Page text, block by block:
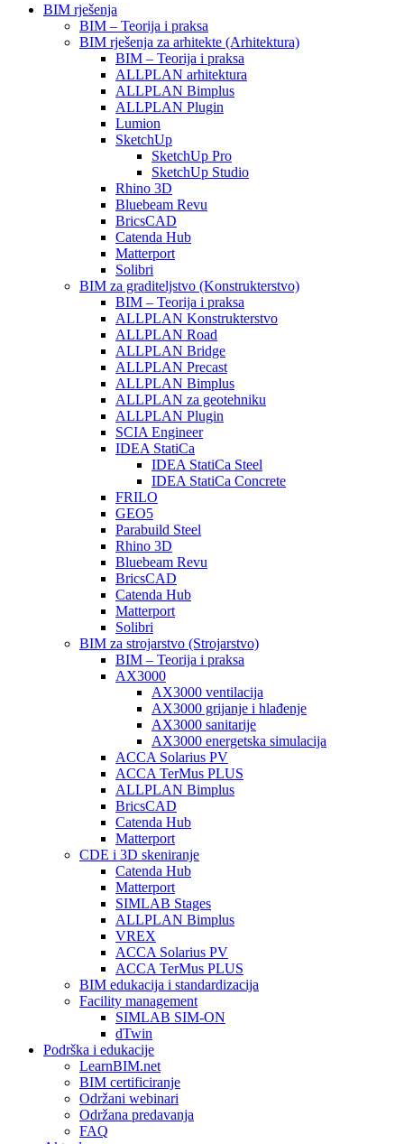
BIM rješenja
BIM – Teorija i praksa
BIM rješenja za arhitekte (Arhitektura)
BIM – Teorija i praksa
ALLPLAN arhitektura
ALLPLAN Bimplus
ALLPLAN Plugin
Lumion
SketchUp
SketchUp Pro
SketchUp Studio
Rhino 3D
Bluebeam Revu
BricsCAD
Catenda Hub
Matterport
Solibri
BIM za graditeljstvo (Konstrukterstvo)
BIM – Teorija i praksa
ALLPLAN Konstrukterstvo
ALLPLAN Road
ALLPLAN Bridge
ALLPLAN Precast
ALLPLAN Bimplus
ALLPLAN za geotehniku
ALLPLAN Plugin
SCIA Engineer
IDEA StatiCa
IDEA StatiCa Steel
IDEA StatiCa Concrete
FRILO
GEO5
Parabuild Steel
Rhino 3D
Bluebeam Revu
BricsCAD
Catenda Hub
Matterport
Solibri
BIM za strojarstvo (Strojarstvo)
BIM – Teorija i praksa
AX3000
AX3000 ventilacija
AX3000 grijanje i hlađenje
AX3000 sanitarije
AX3000 energetska simulacija
ACCA Solarius PV
ACCA TerMus PLUS
ALLPLAN Bimplus
BricsCAD
Catenda Hub
Matterport
CDE i 3D skeniranje
Catenda Hub
Matterport
SIMLAB Stages
ALLPLAN Bimplus
VREX
ACCA Solarius PV
ACCA TerMus PLUS
BIM edukacija i standardizacija
Facility management
SIMLAB SIM-ON
dTwin
Podrška i edukacije
LearnBIM.net
BIM certificiranje
Održani webinari
Održana predavanja
FAQ